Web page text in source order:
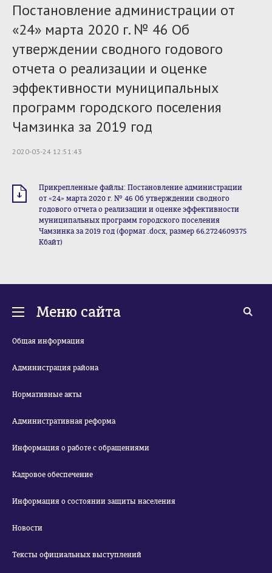
Постановление администрации от
«24» марта 2020 г. № 46 Об
утверждении сводного годового
отчета о реализации и оценке
эффективности муниципальных
программ городского поселения
Чамзинка за 2019 год
2020-03-24 12:51:43
Прикрепленные файлы: Постановление администрации
от «24» марта 2020 г. № 46 Об утверждении сводного
годового отчета о реализации и оценке эффективности
муниципальных программ городского поселения
Чамзинка за 2019 год (формат .docx, размер 66.2724609375
Кбайт)
Меню сайта
Общая информация
Администрация района
Нормативные акты
Административная реформа
Информация о работе с обращениями
Кадровое обеспечение
Информация о состоянии защиты населения
Новости
Тексты официальных выступлений